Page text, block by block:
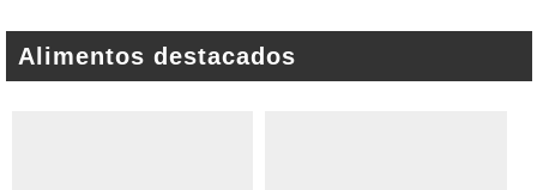
Alimentos destacados